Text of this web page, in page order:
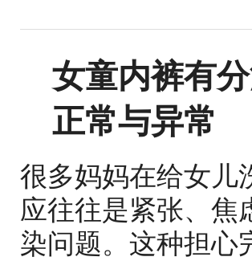
女童内裤有
正常与异常
很多妈妈在给女儿
应往往是紧张、焦
染问题。这种担心